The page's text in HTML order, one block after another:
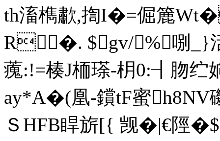
th滀檇歗,揈I�=倔簏
R�. $gv/%哵_}
藱:!=楱J栭瑹-枂0:┨肳纻
ay*A�(凰-鑜tF蜜
ＳHFB睅旂[{ 觊�|€陘